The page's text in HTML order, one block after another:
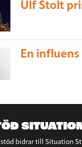
Ulf Stolt
En influens
bidrar till Situation